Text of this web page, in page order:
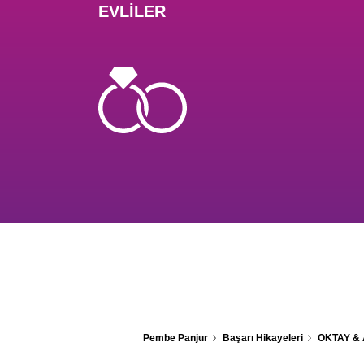
EVLİLER
Pembe Panjur Başarı Hikayeleri OKTAY